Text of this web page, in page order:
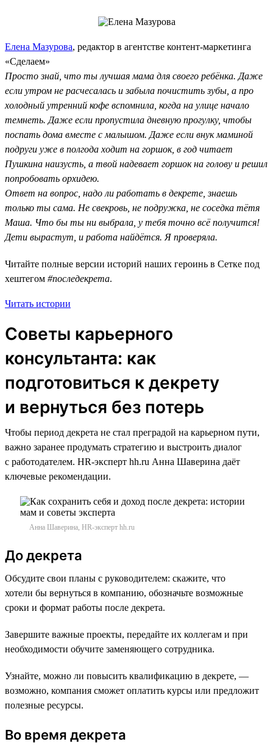
Елена Мазурова, редактор в агентстве контент-маркетинга
«Сделаем»
Просто знай, что ты лучшая мама для своего ребёнка. Даже
если утром не расчесалась и забыла почистить зубы, а про
холодный утренний кофе вспомнила, когда на улице начало
темнеть. Даже если пропустила дневную прогулку, чтобы
поспать дома вместе с малышом. Даже если внук маминой
подруги уже в полгода ходит на горшок, в год читает
Пушкина наизусть, а твой надевает горшок на голову и решил
попробовать орхидею.
Ответ на вопрос, надо ли работать в декрете, знаешь
только ты сама. Не свекровь, не подружка, не соседка тётя
Маша. Что бы ты ни выбрала, у тебя точно всё получится!
Дети вырастут, и работа найдётся. Я проверяла.
Читайте полные версии историй наших героинь в Сетке под
хештегом #последекрета.
Читать истории
Советы карьерного
консультанта: как
подготовиться к декрету
и вернуться без потерь
Чтобы период декрета не стал преградой на карьерном пути,
важно заранее продумать стратегию и выстроить диалог
с работодателем. HR-эксперт hh.ru Анна Шаверина даёт
ключевые рекомендации.
Анна Шаверина, HR-эксперт hh.ru
До декрета
Обсудите свои планы с руководителем: скажите, что
хотели бы вернуться в компанию, обозначьте возможные
сроки и формат работы после декрета.
Завершите важные проекты, передайте их коллегам и при
необходимости обучите заменяющего сотрудника.
Узнайте, можно ли повысить квалификацию в декрете, —
возможно, компания сможет оплатить курсы или предложит
полезные ресурсы.
Во время декрета